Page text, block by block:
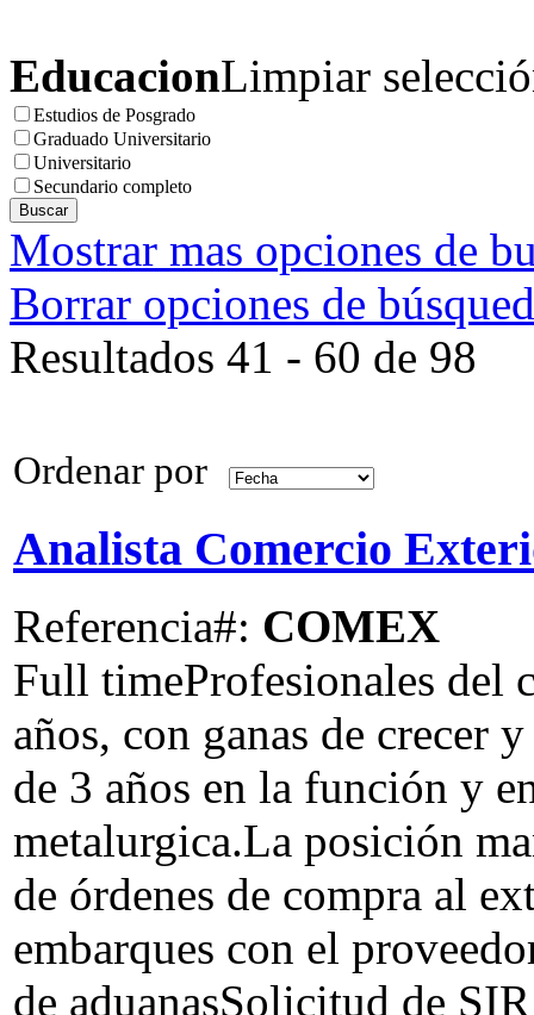
EducacionLimpiar
Estudios de Posgrado
Graduado Universitario
Universitario
Secundario completo
Mostrar mas opciones de
Borrar opciones de
Resultados 41 - 60 de 98
Ordenar por
Analista Comercio
Referencia#: COMEX
Full timeProfesionales del
años, con ganas de crecer
de 3 años en la función y
metalurgica.La posición
de órdenes de compra al
embarques con el
de aduanasSolicitud de